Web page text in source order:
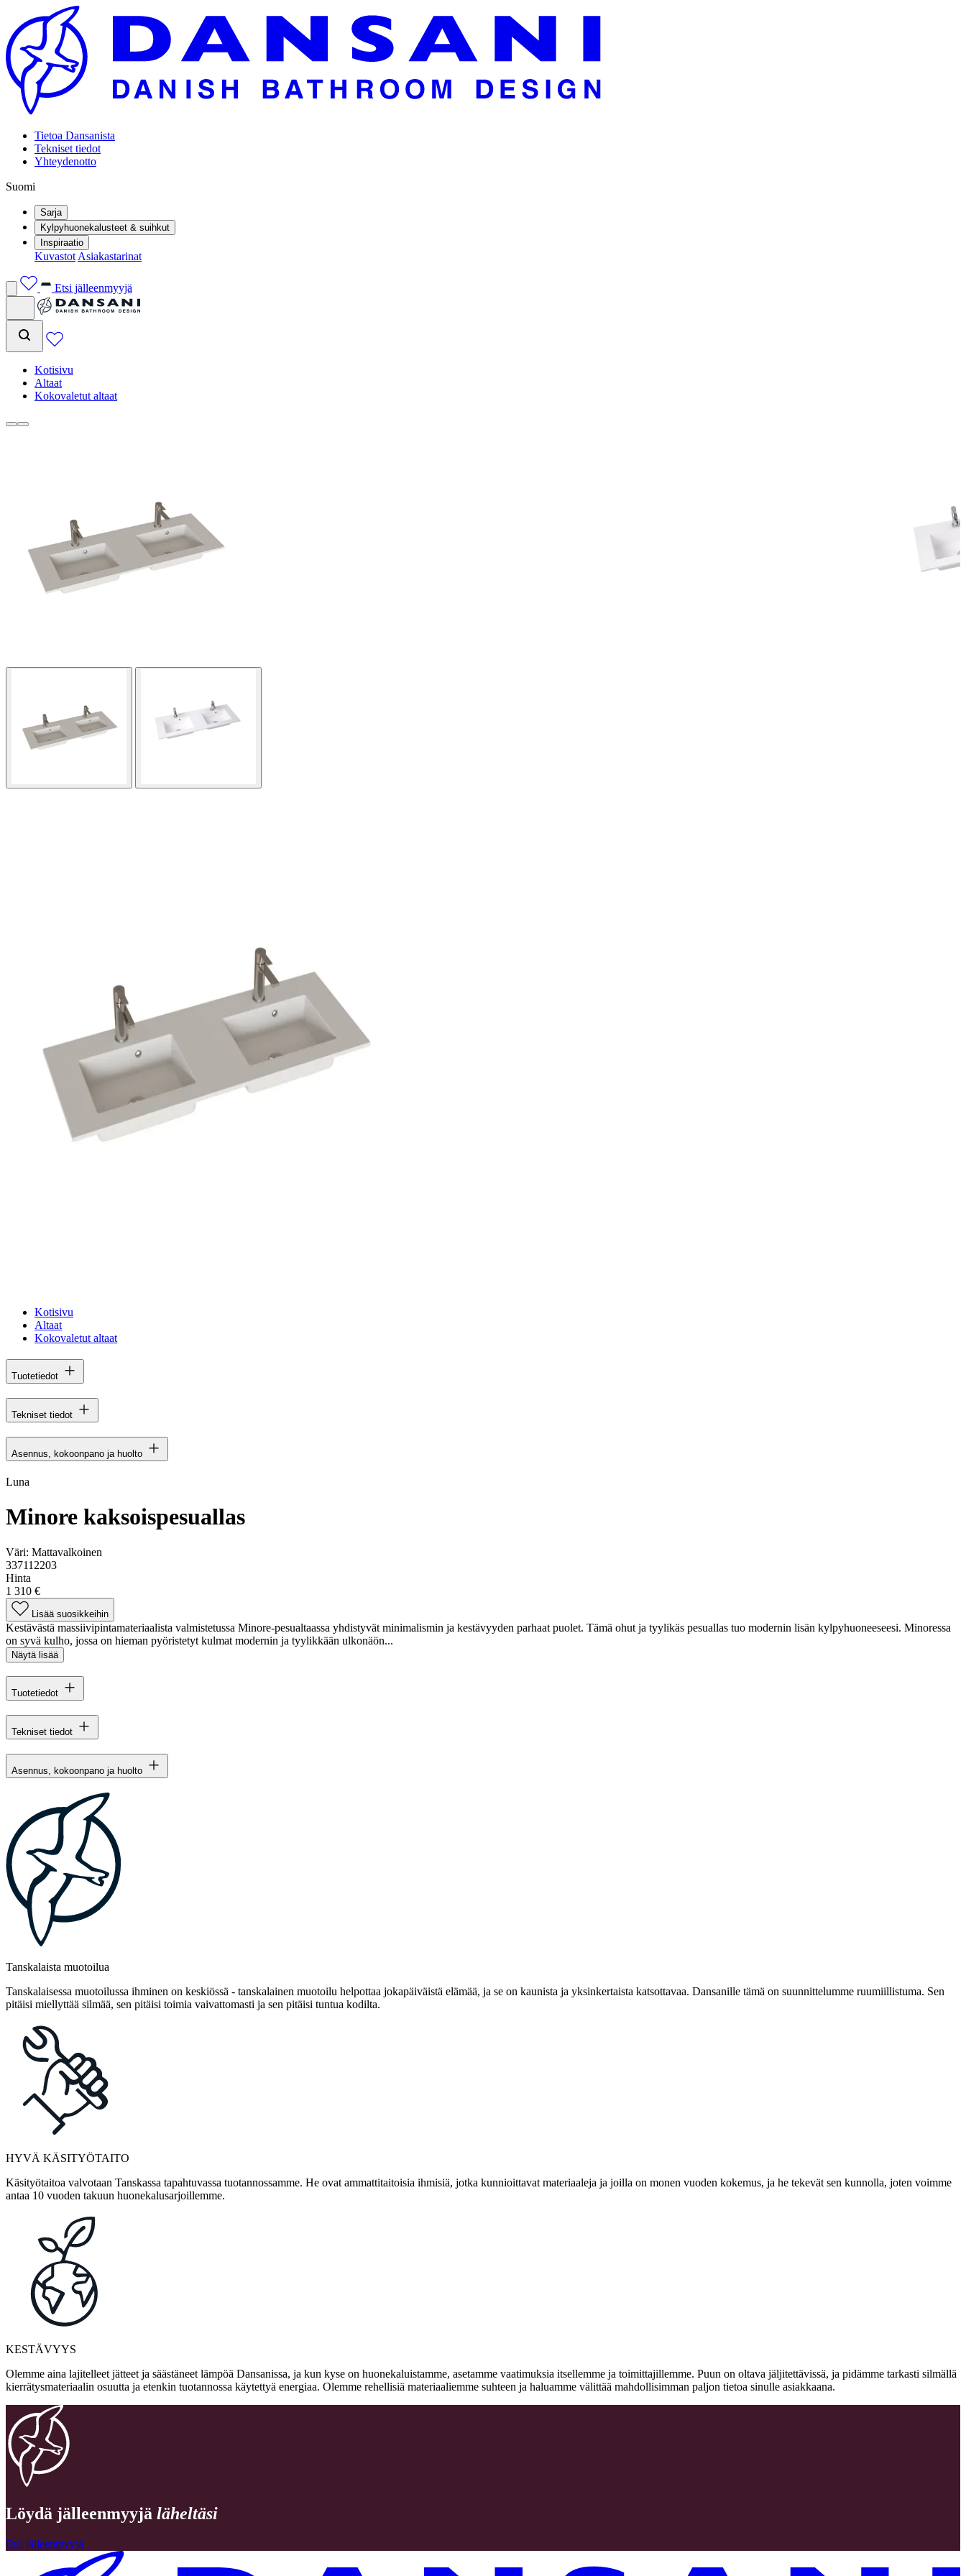
Tietoa Dansanista
Tekniset tiedot
Yhteydenotto
Suomi
Sarja
Kylpyhuonekalusteet & suihkut
Inspiraatio
Kuvastot Asiakastarinat
Etsi jälleenmyyjä
Kotisivu
Altaat
Kokovaletut altaat
Kotisivu
Altaat
Kokovaletut altaat
Tuotetiedot
Tekniset tiedot
Asennus, kokoonpano ja huolto
Luna
Minore kaksoispesuallas
Väri: Mattavalkoinen
337112203
Hinta
1 310 €
Lisää suosikkeihin
Kestävästä massiivipintamateriaalista valmistetussa Minore-pesualtaassa yhdistyvät minimalismin ja kestävyyden parhaat puolet. Tämä ohut ja tyylikäs pesuallas tuo modernin lisän kylpyhuoneeseesi. Minoressa
on syvä kulho, jossa on hieman pyöristetyt kulmat modernin ja tyylikkään ulkonäön...
Näytä lisää
Tuotetiedot
Tekniset tiedot
Asennus, kokoonpano ja huolto
Tanskalaista muotoilua
Tanskalaisessa muotoilussa ihminen on keskiössä - tanskalainen muotoilu helpottaa jokapäiväistä elämää, ja se on kaunista ja yksinkertaista katsottavaa. Dansanille tämä on suunnittelumme ruumiillistuma. Sen
pitäisi miellyttää silmää, sen pitäisi toimia vaivattomasti ja sen pitäisi tuntua kodilta.
HYVÄ KÄSITYÖTAITO
Käsityötaitoa valvotaan Tanskassa tapahtuvassa tuotannossamme. He ovat ammattitaitoisia ihmisiä, jotka kunnioittavat materiaaleja ja joilla on monen vuoden kokemus, ja he tekevät sen kunnolla, joten voimme
antaa 10 vuoden takuun huonekalusarjoillemme.
KESTÄVYYS
Olemme aina lajitelleet jätteet ja säästäneet lämpöä Dansanissa, ja kun kyse on huonekaluistamme, asetamme vaatimuksia itsellemme ja toimittajillemme. Puun on oltava jäljitettävissä, ja pidämme tarkasti silmällä
kierrätysmateriaalin osuutta ja etenkin tuotannossa käytettyä energiaa. Olemme rehellisiä materiaaliemme suhteen ja haluamme välittää mahdollisimman paljon tietoa sinulle asiakkaana.
Löydä jälleenmyyjä läheltäsi
Etsi jälleenmyyjä